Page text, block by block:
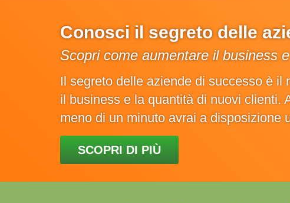
Conosci il segreto delle
Scopri come aumentare il business
Il segreto delle aziende di successo è
il business e la quantità di nuovi clienti.
meno di un minuto avrai a disposizione
SCOPRI DI PIÙ